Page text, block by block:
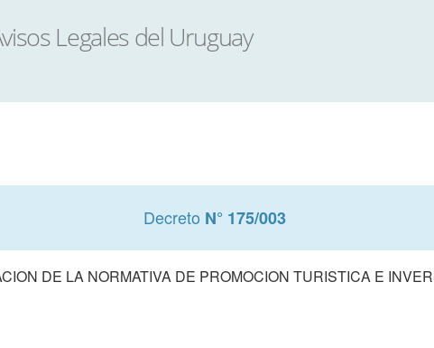
Decreto N° 175/003
DE LA NORMATIVA DE PROMOCION TURISTICA E